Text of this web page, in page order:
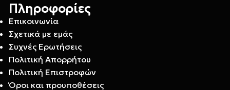
Πληροφορίες
Επικοινωνία
Σχετικά με εμάς
Συχνές Ερωτήσεις
Πολιτική Απορρήτου
Πολιτική Επιστροφών
Όροι και προυποθέσεις